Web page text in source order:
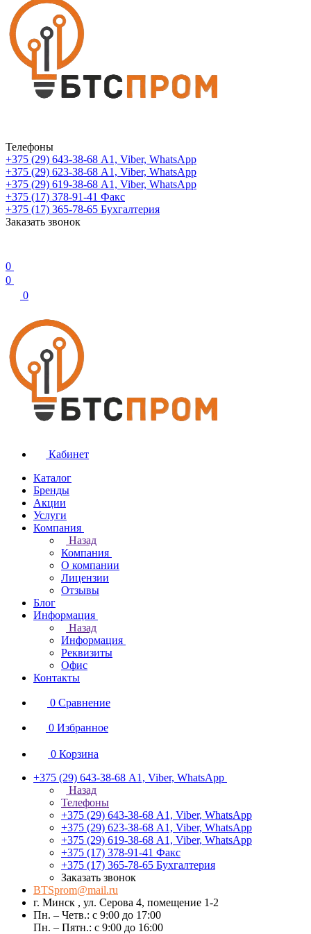
Телефоны
+375 (29) 643-38-68 А1, Viber, WhatsApp
+375 (29) 623-38-68 А1, Viber, WhatsApp
+375 (29) 619-38-68 А1, Viber, WhatsApp
+375 (17) 378-91-41 Факс
+375 (17) 365-78-65 Бухгалтерия
Заказать звонок
0
0
0
Кабинет
Каталог
Бренды
Акции
Услуги
Компания
Назад
Компания
О компании
Лицензии
Отзывы
Блог
Информация
Назад
Информация
Реквизиты
Офис
Контакты
0 Сравнение
0 Избранное
0 Корзина
+375 (29) 643-38-68 А1, Viber, WhatsApp
Назад
Телефоны
+375 (29) 643-38-68 А1, Viber, WhatsApp
+375 (29) 623-38-68 А1, Viber, WhatsApp
+375 (29) 619-38-68 А1, Viber, WhatsApp
+375 (17) 378-91-41 Факс
+375 (17) 365-78-65 Бухгалтерия
Заказать звонок
BTSprom@mail.ru
г. Минск , ул. Серова 4, помещение 1-2
Пн. – Четв.: с 9:00 до 17:00
Пн. – Пятн.: с 9:00 до 16:00